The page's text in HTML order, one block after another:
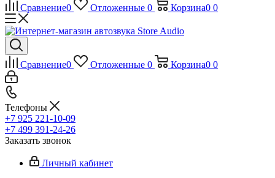
Сравнение0 Отложенные 0 Корзина0 0
Сравнение0 Отложенные 0 Корзина0 0
Телефоны
+7 925 221-10-09
+7 499 391-24-26
Заказать звонок
Личный кабинет